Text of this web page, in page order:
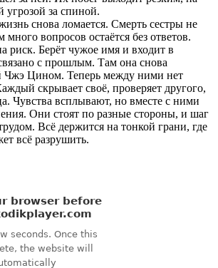
угрозой за спиной.
снова ломается. Смерть сестры не
много вопросов остаётся без ответов.
риск. Берёт чужое имя и входит в
с прошлым. Там она снова
Чжэ Цином. Теперь между ними нет
скрывает своё, проверяет другого,
Чувства всплывают, но вместе с ними
Они стоят по разные стороны, и шаг
Всё держится на тонкой грани, где
всё разрушить.